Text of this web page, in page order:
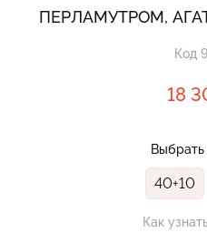
ПЕРЛАМУТРОМ,
Код
18
40+10
Как